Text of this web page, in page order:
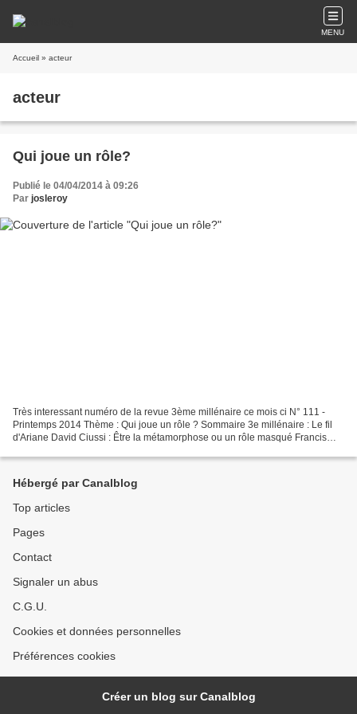
MENU
Accueil » acteur
acteur
Qui joue un rôle?
Publié le 04/04/2014 à 09:26
Par josleroy
Très interessant numéro de la revue 3ème millénaire ce mois ci N° 111 -
Printemps 2014 Thème : Qui joue un rôle ? Sommaire 3e millénaire : Le fil
d'Ariane David Ciussi : Être la métamorphose ou un rôle masqué Francis
Hébergé par Canalblog
Top articles
Pages
Contact
Signaler un abus
C.G.U.
Cookies et données personnelles
Préférences cookies
Créer un blog sur Canalblog